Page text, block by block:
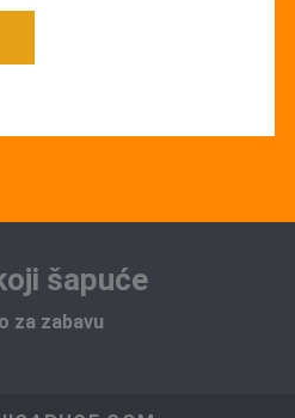
šapuće
za zabavu